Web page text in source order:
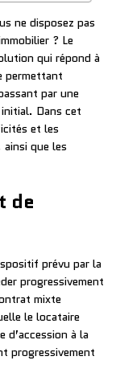
ne disposez pas
? Le
qui répond à
permettant
par une
Dans cet
et les
que les
de
prévu par la
progressivement
mixte
le locataire
d’accession à la
progressivement